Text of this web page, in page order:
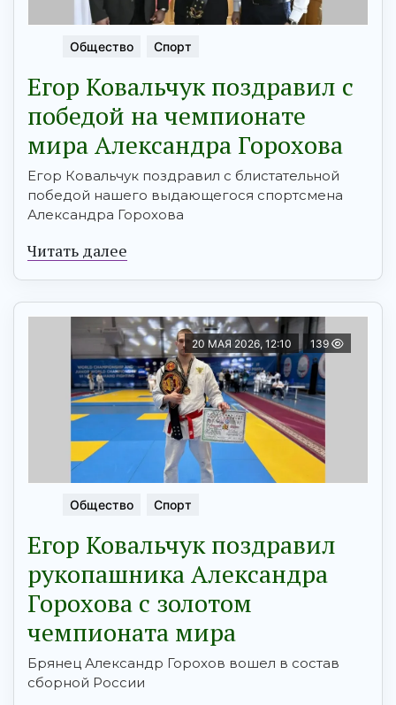
Общество Спорт
Егор Ковальчук поздравил с
победой на чемпионате
мира Александра Горохова
Егор Ковальчук поздравил с блистательной
победой нашего выдающегося спортсмена
Александра Горохова
Читать далее
20 МАЯ 2026, 12:10 139
Общество Спорт
Егор Ковальчук поздравил
рукопашника Александра
Горохова с золотом
чемпионата мира
Брянец Александр Горохов вошел в состав
сборной России